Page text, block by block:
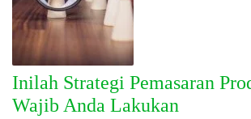
Inilah Strategi Pemasaran
Wajib Anda Lakukan